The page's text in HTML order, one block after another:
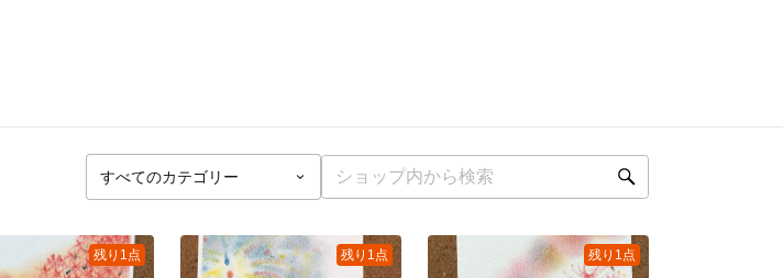
残り1点 残り1点 残り1点